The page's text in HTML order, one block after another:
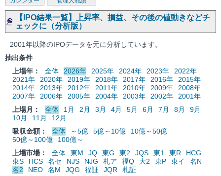
【IPO結果一覧】上昇率、損益、その後の値動きなどチ
ェックに（分析版）
2001年以降のIPOデータを元に分析しています。
抽出条件
上場年：
全体 2026年 2025年 2024年 2023年
2022年
2021年
2020年 2019年 2018年 2017年 2016年
2015年
2014年
2013年 2012年 2011年 2010年 2009年
2008年
2007年
2006年 2005年 2004年 2003年 2002年
2001年
上場月：
全体 1月 2月 3月 4月 5月 6月 7月 8月
9月
10月
11月
12月
吸収金額：
全体 ～5億 5億～10億
10億～50億
50億～100億
100億～
上場市場：
全体 東M JQ 東G 東2 JQS 東1 東R
HCG
東S
HCS 名セ NJS NJG 札ア 福Q 大2 東P 東イ
名N
名2
NEO 名M JQG 福証 JQR
札証